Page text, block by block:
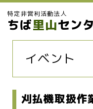
特定非営利活動法人
ちば里山セン
イベント
刈払機取扱作